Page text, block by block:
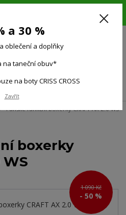
na všechno oblečení a doplňky !!!
Pánské funkční boxerky CRAFT AX 2.0 WS
boxerky
WS
1 090 Kč
- 50 %
a 30 %
oblečení a doplňky
na taneční obuv*
na boty CRISS CROSS
Zavřít